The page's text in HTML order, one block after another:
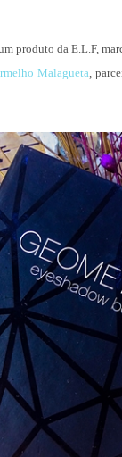
produto da E.L.F,
Malagueta,